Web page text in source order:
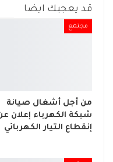
قد يعجبك ايضا
مجتمع
من أجل أشغال صيانة
شبكة الكهرباء إعلان
إنقطاع التيار الكهربائي